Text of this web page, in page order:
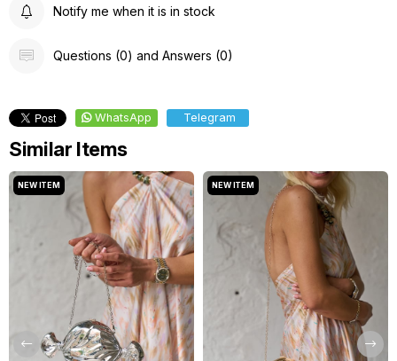
Notify me when it is in stock
Questions (0) and Answers (0)
WhatsApp Telegram
Similar Items
NEW ITEM NEW ITEM